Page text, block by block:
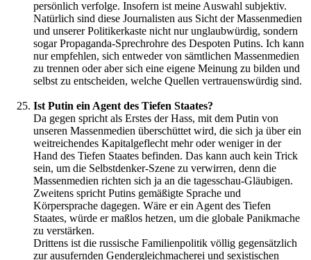
persönlich verfolge. Insofern ist meine Auswahl subjektiv.
Natürlich sind diese Journalisten aus Sicht der Massenmedien
und unserer Politikerkaste nicht nur unglaubwürdig, sondern
sogar Propaganda-Sprechrohre des Despoten Putins. Ich kann
nur empfehlen, sich entweder von sämtlichen Massenmedien
zu trennen oder aber sich eine eigene Meinung zu bilden und
selbst zu entscheiden, welche Quellen vertrauenswürdig sind.
Ist Putin ein Agent des Tiefen Staates?
Da gegen spricht als Erstes der Hass, mit dem Putin von
unseren Massenmedien überschüttet wird, die sich ja über ein
weitreichendes Kapitalgeflecht mehr oder weniger in der
Hand des Tiefen Staates befinden. Das kann auch kein Trick
sein, um die Selbstdenker-Szene zu verwirren, denn die
Massenmedien richten sich ja an die tagesschau-Gläubigen.
Zweitens spricht Putins gemäßigte Sprache und
Körpersprache dagegen. Wäre er ein Agent des Tiefen
Staates, würde er maßlos hetzen, um die globale Panikmache
zu verstärken.
Drittens ist die russische Familienpolitik völlig gegensätzlich
zur ausufernden Gendergleichmacherei und sexistischen